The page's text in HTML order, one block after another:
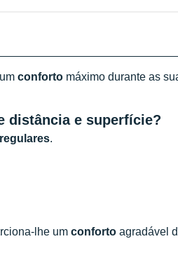
conforto máximo durante as
distância e superfície?
.
lhe um conforto agradável